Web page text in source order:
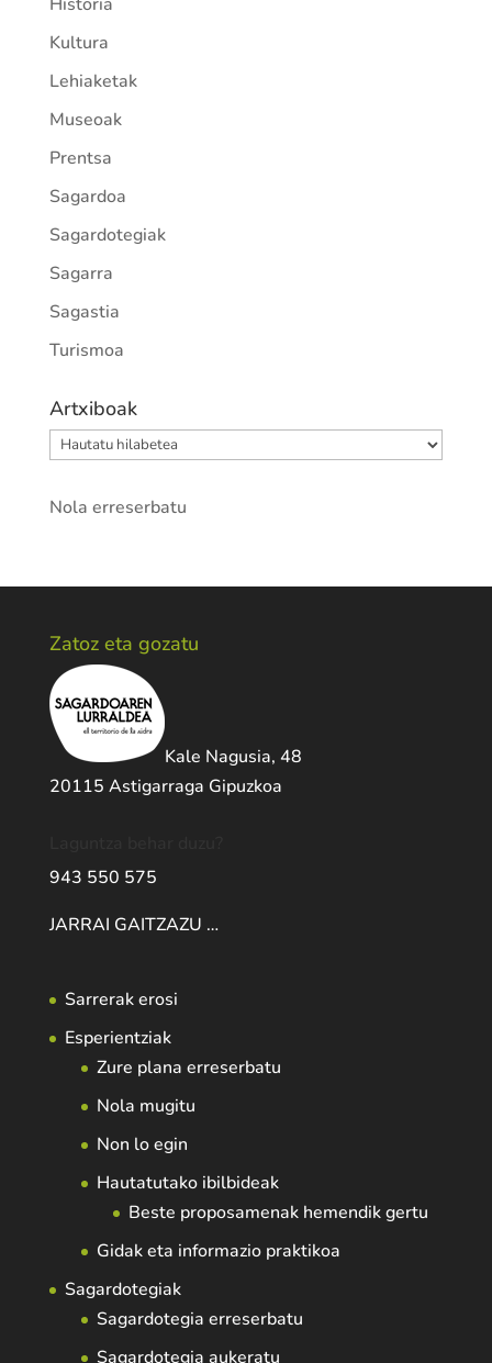
Kultura
Lehiaketak
Museoak
Prentsa
Sagardoa
Sagardotegiak
Sagarra
Sagastia
Turismoa
Artxiboak
Artxiboak
Nola erreserbatu
Zatoz eta gozatu
Kale Nagusia, 48
20115 Astigarraga Gipuzkoa
943 550 575
JARRAI GAITZAZU …
Sarrerak erosi
Esperientziak
Zure plana erreserbatu
Nola mugitu
Non lo egin
Hautatutako ibilbideak
Beste proposamenak hemendik gertu
Gidak eta informazio praktikoa
Sagardotegiak
Sagardotegia erreserbatu
Sagardotegia aukeratu